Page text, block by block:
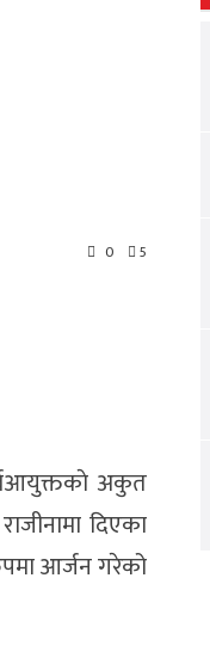
0 5
अकुत
दिएका
आर्जन गरेको